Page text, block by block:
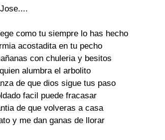
Jose....
como tu siempre lo has hecho
acostadita en tu pecho
con chuleria y besitos
alumbra el arbolito
de que dios sigue tus paso
facil puede fracasar
de que volveras a casa
y me dan ganas de llorar